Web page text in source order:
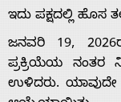
ಇದು ಪಕ್ಷದಲ್ಲಿ ಹೊಸ
ಜನವರಿ 19,
ಪ್ರಕ್ರಿಯೆಯ ನಂತರ
ಉಳಿದರು.